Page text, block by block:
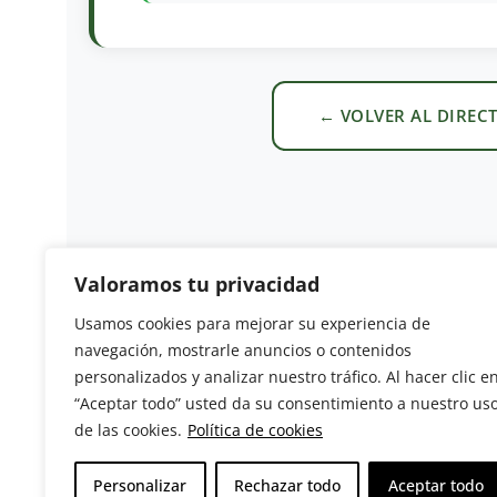
Valoramos tu privacidad
Usamos cookies para mejorar su experiencia de
navegación, mostrarle anuncios o contenidos
personalizados y analizar nuestro tráfico. Al hacer clic en
“Aceptar todo” usted da su consentimiento a nuestro
de las cookies. Política de cookies
Personalizar Rechazar todo Aceptar todo
← VOLVER AL
Revista del Sector Hortofrutícola
C/ Presidente Cárdenas nº 10.
41013 Sevilla. ESPAÑA
Tel: (+34) 954 25 88 51